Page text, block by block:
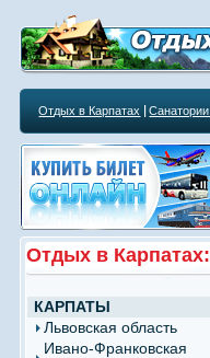
Отдых в Карпатах
Отдых в Карпатах:
КАРПАТЫ
Львовская область
Ивано-Франковская